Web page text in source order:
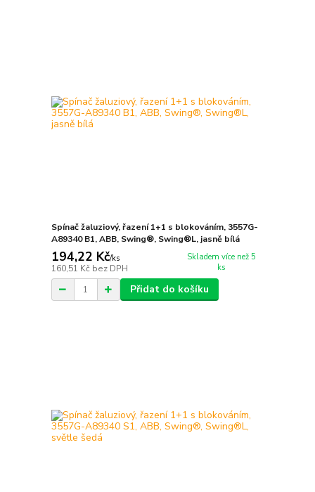
Spínač žaluziový, řazení 1+1 s blokováním, 3557G-
A89340 B1, ABB, Swing®, Swing®L, jasně bílá
194,22 Kč/ks
160,51 Kč bez DPH
Skladem více než 5
ks
Přidat do košíku